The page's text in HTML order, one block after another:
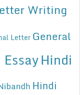
Writing
Letter General
Hindi
Hindi